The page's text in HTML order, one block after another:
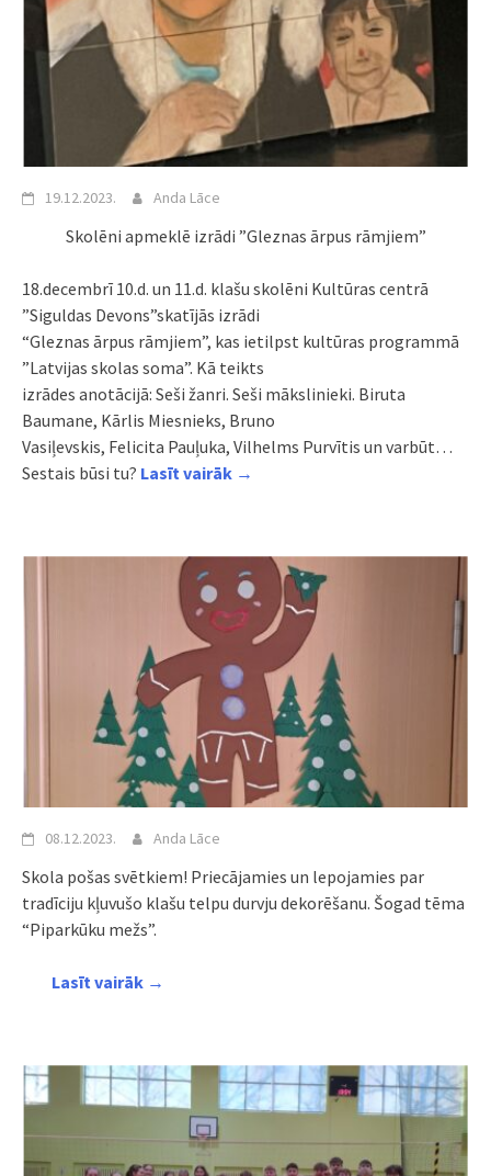
19.12.2023. Anda Lāce
Skolēni apmeklē izrādi ”Gleznas ārpus rāmjiem”
18.decembrī 10.d. un 11.d. klašu skolēni Kultūras centrā
”Siguldas Devons”skatījās izrādi
“Gleznas ārpus rāmjiem”, kas ietilpst kultūras programmā
”Latvijas skolas soma”. Kā teikts
izrādes anotācijā: Seši žanri. Seši mākslinieki. Biruta
Baumane, Kārlis Miesnieks, Bruno
Vasiļevskis, Felicita Pauļuka, Vilhelms Purvītis un varbūt…
Sestais būsi tu? Lasīt vairāk →
08.12.2023. Anda Lāce
Skola pošas svētkiem! Priecājamies un lepojamies par
tradīciju kļuvušo klašu telpu durvju dekorēšanu. Šogad tēma
“Piparkūku mežs”.
Lasīt vairāk →